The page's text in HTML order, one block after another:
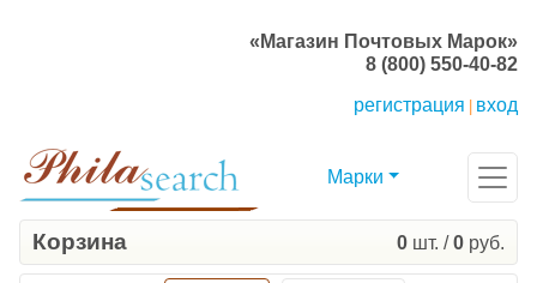
«Магазин Почтовых Марок»
8 (800) 550-40-82
регистрация
вход
Марки
Корзина 0 шт. /0 руб.